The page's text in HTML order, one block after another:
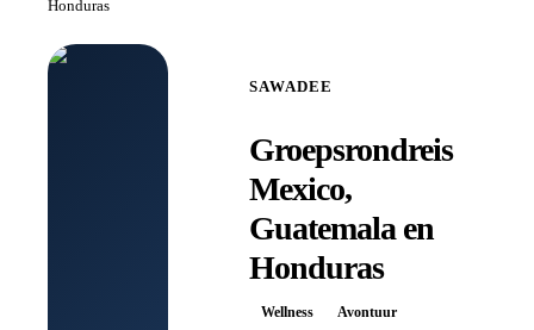
Honduras
SAWADEE
Groepsrondreis
Mexico,
Guatemala en
Honduras
Wellness Avontuur